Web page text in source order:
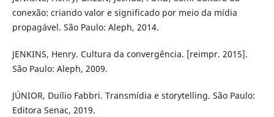
conexão: criando valor e significado por meio da mídia
propagável. São Paulo: Aleph, 2014.
JENKINS, Henry. Cultura da convergência. [reimpr. 2015].
São Paulo: Aleph, 2009.
JÚNIOR, Duílio Fabbri. Transmídia e storytelling. São Paulo:
Editora Senac, 2019.